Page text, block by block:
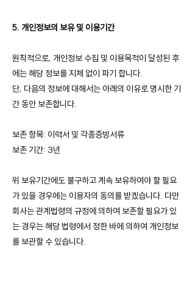
5. 개인정보의 보유 및 이용기간
원칙적으로, 개인정보 수집 및 이용목적이 달성된 후
에는 해당 정보를 지체 없이 파기 합니다.
단, 다음의 정보에 대해서는 아래의 이유로 명시한 기
간 동안 보존합니다.
보존 항목: 이력서 및 각종증빙서류
보존 기간: 3년
위 보유기간에도 불구하고 계속 보유하여야 할 필요
가 있을 경우에는 이용자의 동의를 받겠습니다. 다만
회사는 관계법령의 규정에 의하여 보존할 필요가 있
는 경우는 해당 법령에서 정한 바에 의하여 개인정보
를 보관할 수 있습니다.